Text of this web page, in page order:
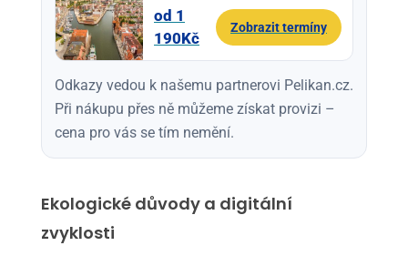
od 1
190Kč
Zobrazit termíny
Odkazy vedou k našemu partnerovi Pelikan.cz.
Při nákupu přes ně můžeme získat provizi –
cena pro vás se tím nemění.
Ekologické důvody a digitální
zvyklosti